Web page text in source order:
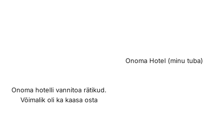
Onoma hotelli vannitoa rätikud.
Võimalik oli ka kaasa osta
Onoma Hotel (minu tuba)